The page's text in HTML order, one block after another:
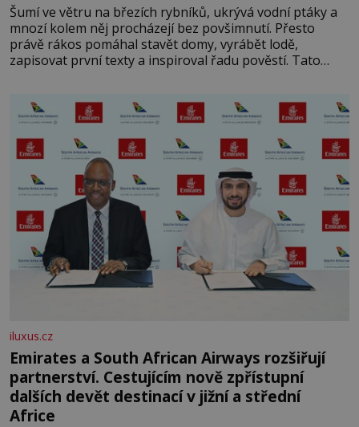
Šumí ve větru na březích rybníků, ukrývá vodní ptáky a
mnozí kolem něj procházejí bez povšimnutí. Přesto
právě rákos pomáhal stavět domy, vyrábět lodě,
zapisovat první texty a inspiroval řadu pověstí. Tato
letního koupání. Stačí se však podívat
iluxus.cz
Emirates a South African Airways rozšiřují
partnerství. Cestujícím nově zpřístupní
dalších devět destinací v jižní a střední
Africe